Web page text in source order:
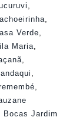
Verde
Maria
Jardim